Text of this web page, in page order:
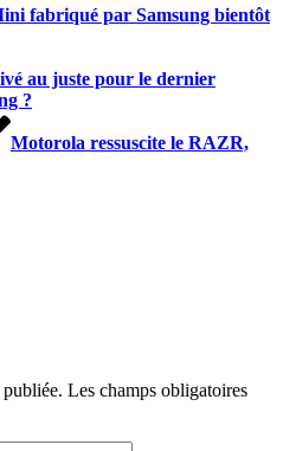
fabriqué par Samsung bientôt
au juste pour le dernier
?
Motorola ressuscite le RAZR,
publiée. Les champs obligatoires